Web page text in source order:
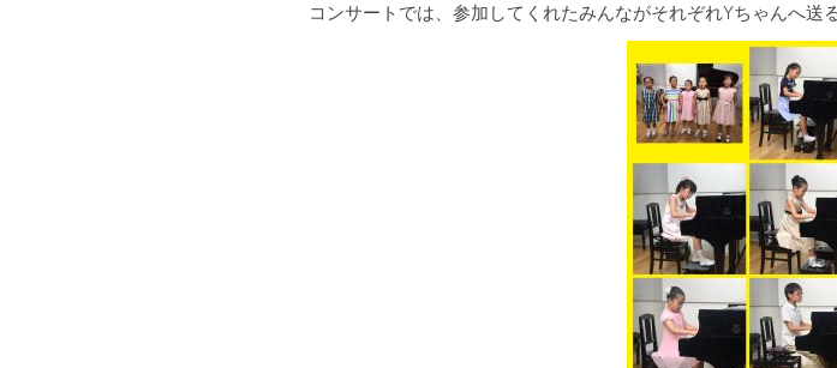
コンサートでは、参加してくれたみんながそれぞれYちゃんへ